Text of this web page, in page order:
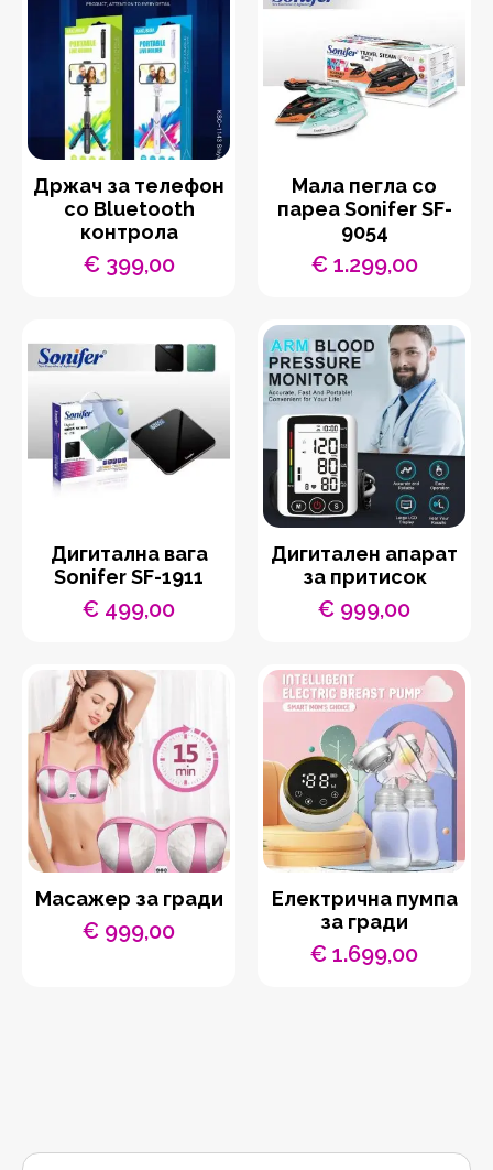
Држач за телефон
со Bluetooth
контрола
€399,00
Мала пегла со
пареа Sonifer SF-
9054
€1.299,00
Дигитална вага
Sonifer SF-1911
€ 499,00
Дигитален апарат
за притисок
€ 999,00
Масажер за гради
€ 999,00
Електрична пумпа
за гради
€ 1.699,00